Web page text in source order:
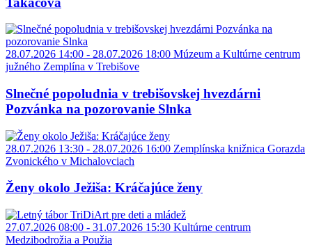
28.07.2026 14:00 - 28.07.2026 18:00 Múzeum a Kultúrne centrum
južného Zemplína v Trebišove
Slnečné popoludnia v trebišovskej hvezdárni
Pozvánka na pozorovanie Slnka
28.07.2026 13:30 - 28.07.2026 16:00 Zemplínska knižnica Gorazda
Zvonického v Michalovciach
Ženy okolo Ježiša: Kráčajúce ženy
27.07.2026 08:00 - 31.07.2026 15:30 Kultúrne centrum
Medzibodrožia a Použia